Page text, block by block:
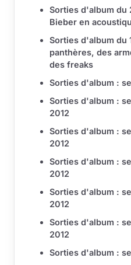
Sorties d'album du
Bieber en
Sorties d'album du
panthères, des
des freaks
Sorties d'album :
Sorties d'album :
2012
Sorties d'album :
2012
Sorties d'album :
2012
Sorties d'album :
2012
Sorties d'album :
2012
Sorties d'album :